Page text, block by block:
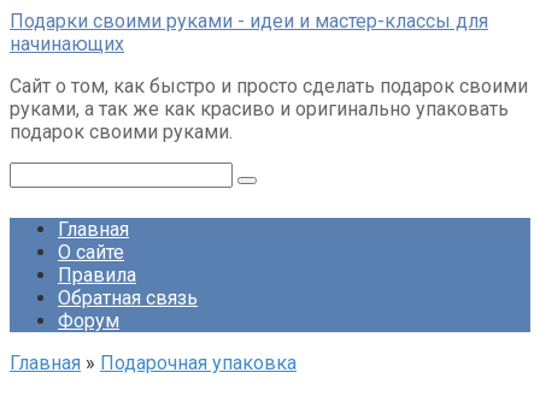
Перейти
к
Подарки своими руками - идеи и мастер-классы для
начинающих
Сайт о том, как быстро и просто сделать подарок своими
руками, а так же как красиво и оригинально упаковать
подарок своими руками.
Главная
О сайте
Правила
Обратная связь
Форум
Главная » Подарочная упаковка